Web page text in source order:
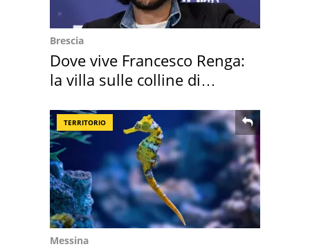
Brescia
Dove vive Francesco Renga:
la villa sulle colline di
TERRITORIO
Messina